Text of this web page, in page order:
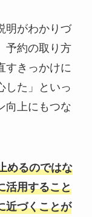
明がわかりづ
予約の取り方
すきっかけに
した」といっ
向上にもつな
めるのではな
活用すること
近づくことが